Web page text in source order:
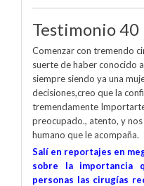
Testimonio 40
Comenzar con tremendo
suerte de haber conocido
siempre siendo ya una
decisiones,creo que la
tremendamente
preocupado., atento, y
humano que le acompaña.
Salí en reportajes en
sobre la
personas las cirugías